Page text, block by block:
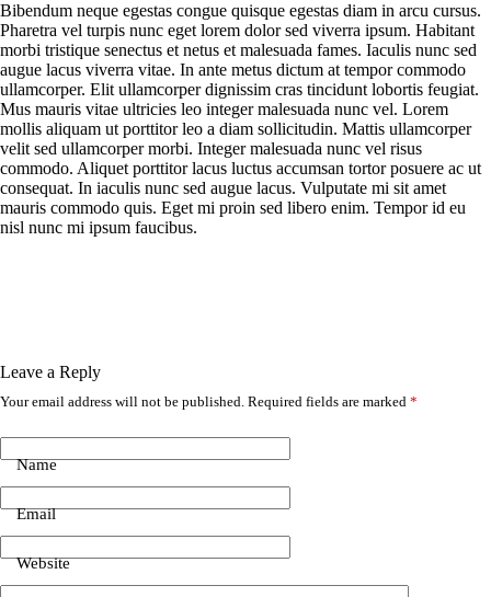
Bibendum neque egestas congue quisque egestas diam in arcu cursus.
Pharetra vel turpis nunc eget lorem dolor sed viverra ipsum. Habitant
morbi tristique senectus et netus et malesuada fames. Iaculis nunc sed
augue lacus viverra vitae. In ante metus dictum at tempor commodo
ullamcorper. Elit ullamcorper dignissim cras tincidunt lobortis feugiat.
Mus mauris vitae ultricies leo integer malesuada nunc vel. Lorem
mollis aliquam ut porttitor leo a diam sollicitudin. Mattis ullamcorper
velit sed ullamcorper morbi. Integer malesuada nunc vel risus
commodo. Aliquet porttitor lacus luctus accumsan tortor posuere ac ut
consequat. In iaculis nunc sed augue lacus. Vulputate mi sit amet
mauris commodo quis. Eget mi proin sed libero enim. Tempor id eu
nisl nunc mi ipsum faucibus.
Leave a Reply
Your email address will not be published. Required fields are marked *
Name
Email
Website